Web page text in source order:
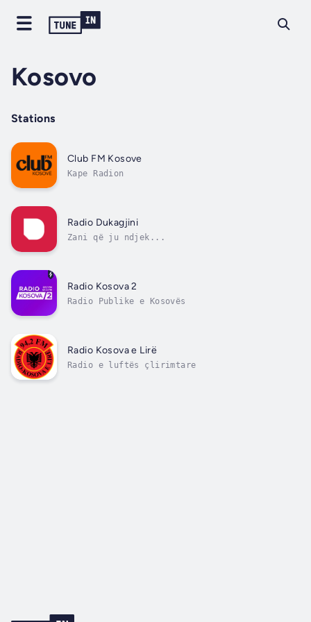
Kosovo
Stations
Club FM Kosove
Kape Radion
Radio Dukagjini
Zani që ju ndjek...
Radio Kosova 2
Radio Publike e Kosovës
Radio Kosova e Lirë
Radio e luftës çlirimtare